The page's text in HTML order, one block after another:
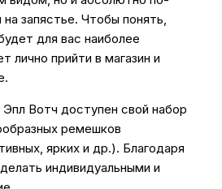
запястье. Чтобы понять,
для вас наиболее
лично прийти в магазин и
Вотч доступен свой набор
ремешков
ярких и др.). Благодаря
индивидуальными и